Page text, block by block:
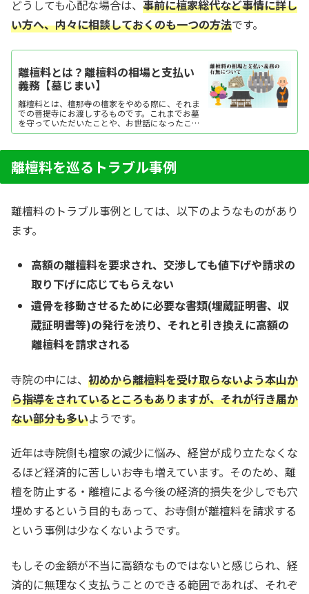
どうしても心配な場合は、 事前に檀家総代など事情に詳し
い方へ、内々に相談しておくのも一つの方法です。
離檀料とは？離檀料の相場と支払い
義務【墓じまい】
離檀料とは、檀那寺の檀家をやめる際に、それま
での菩提寺にお渡しするものです。これまでお墓
を守っていただいたことや、お世話になったこと
への感謝の気持ちをあらわした「お気持ち」とし
分かりやすく表現した言葉が「離檀料」としてよ
く使われるようになりました。離檀料の支払い義
務はありませ...
離檀料を巡るトラブル事例
離檀料のトラブル事例としては、以下のようなものがあり
ます。
高額の離檀料を要求され、交渉しても値下げや請求の
取り下げに応じてもらえない
遺骨を移動させるために必要な書類(埋蔵証明書、収
蔵証明書等)の発行を渋り、それと引き換えに高額の
離檀料を請求される
寺院の中には、 初めから離檀料を受け取らないよう本山か
ら指導をされているところもありますが、それが行き届か
ない部分も多いようです。
近年は寺院側も檀家の減少に悩み、経営が成り立たなくな
るほど経済的に苦しいお寺も増えています。そのため、離
檀を防止する・離檀による今後の経済的損失を少しでも穴
埋めするという目的もあって、お寺側が離檀料を請求する
という事例は少なくないようです。
もしその金額が不当に高額なものではないと感じられ、経
済的に無理なく支払うことのできる範囲であれば、それぞ